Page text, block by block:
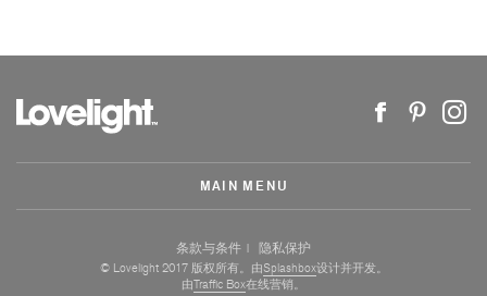
MAIN MENU
条款与条件 隐私保护
© Lovelight 2017 版权所有。由Splashbox设计并开发。
由Traffic Box在线营销。